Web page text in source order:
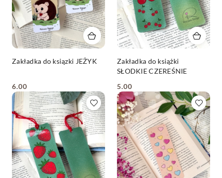
Zakładka do ksiązki JEŻYK
Cena:
6.00
Zakładka do książki
SŁODKIE CZEREŚNIE
Cena:
5.00